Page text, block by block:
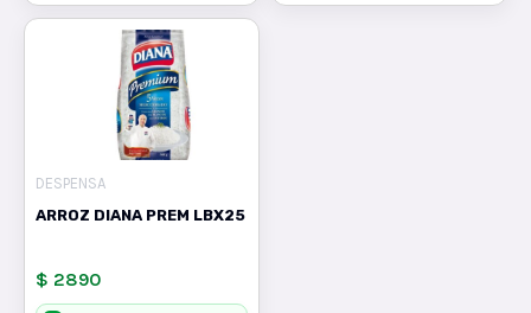
DESPENSA
ARROZ DIANA PREM LBX25
$ 2890